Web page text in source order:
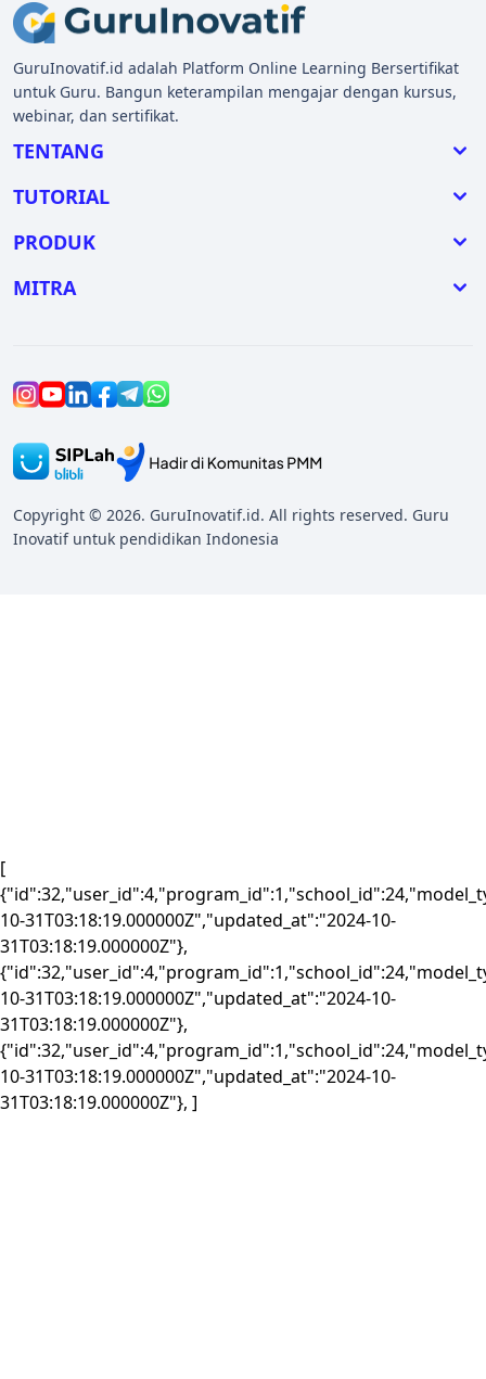
GuruInovatif.id adalah Platform Online Learning Bersertifikat
untuk Guru. Bangun keterampilan mengajar dengan kursus,
webinar, dan sertifikat.
TENTANG
TUTORIAL
PRODUK
MITRA
Copyright © 2026. GuruInovatif.id. All rights reserved. Guru
Inovatif untuk pendidikan Indonesia
[
10-31T03:18:19.000000Z","updated_at":"2024-10-
31T03:18:19.000000Z"},
10-31T03:18:19.000000Z","updated_at":"2024-10-
31T03:18:19.000000Z"},
10-31T03:18:19.000000Z","updated_at":"2024-10-
31T03:18:19.000000Z"}, ]